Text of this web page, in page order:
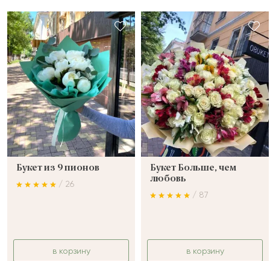
Букет из 9 пионов
/ 26
в корзину
Букет Больше, чем
любовь
/ 87
в корзину